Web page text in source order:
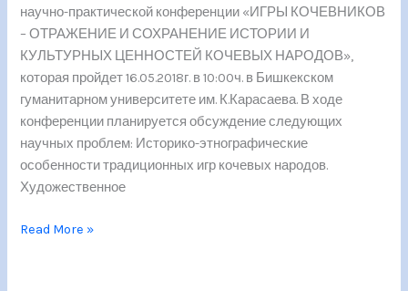
научно-практической конференции «ИГРЫ КОЧЕВНИКОВ
– ОТРАЖЕНИЕ И СОХРАНЕНИЕ ИСТОРИИ И
КУЛЬТУРНЫХ ЦЕННОСТЕЙ КОЧЕВЫХ НАРОДОВ»,
которая пройдет 16.05.2018г. в 10:00ч. в Бишкекском
гуманитарном университете им. К.Карасаева. В ходе
конференции планируется обсуждение следующих
научных проблем: Историко-этнографические
особенности традиционных игр кочевых народов.
Художественное
Read More »